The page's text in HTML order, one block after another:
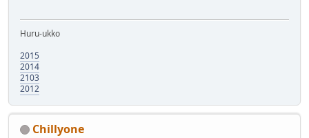
Huru-ukko
2015
2014
2103
2012
Chillyone